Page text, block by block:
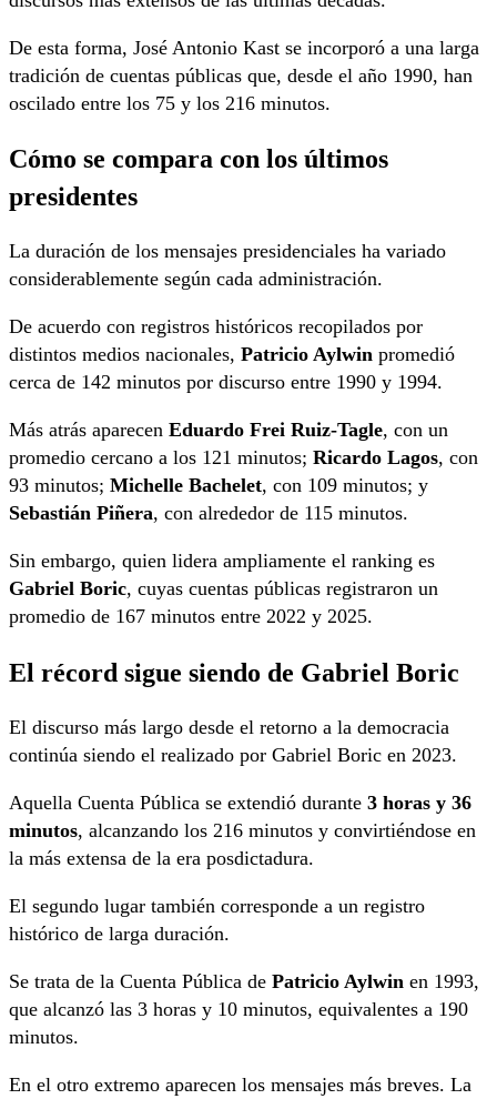
De esta forma, José Antonio Kast se incorporó a una larga
tradición de cuentas públicas que, desde el año 1990, han
oscilado entre los 75 y los 216 minutos.
Cómo se compara con los últimos
presidentes
La duración de los mensajes presidenciales ha variado
considerablemente según cada administración.
De acuerdo con registros históricos recopilados por
distintos medios nacionales, Patricio Aylwin promedió
cerca de 142 minutos por discurso entre 1990 y 1994.
Más atrás aparecen Eduardo Frei Ruiz-Tagle, con un
promedio cercano a los 121 minutos; Ricardo Lagos, con
93 minutos; Michelle Bachelet, con 109 minutos; y
Sebastián Piñera, con alrededor de 115 minutos.
Sin embargo, quien lidera ampliamente el ranking es
Gabriel Boric, cuyas cuentas públicas registraron un
promedio de 167 minutos entre 2022 y 2025.
El récord sigue siendo de Gabriel Boric
El discurso más largo desde el retorno a la democracia
continúa siendo el realizado por Gabriel Boric en 2023.
Aquella Cuenta Pública se extendió durante 3 horas y 36
minutos, alcanzando los 216 minutos y convirtiéndose en
la más extensa de la era posdictadura.
El segundo lugar también corresponde a un registro
histórico de larga duración.
Se trata de la Cuenta Pública de Patricio Aylwin en 1993,
que alcanzó las 3 horas y 10 minutos, equivalentes a 190
minutos.
En el otro extremo aparecen los mensajes más breves. La